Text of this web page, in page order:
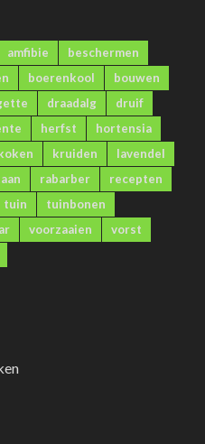
amfibie
beschermen
boerenkool
bouwen
draadalg
druif
herfst
hortensia
kruiden
lavendel
rabarber
recepten
tuin
tuinbonen
voorzaaien
vorst